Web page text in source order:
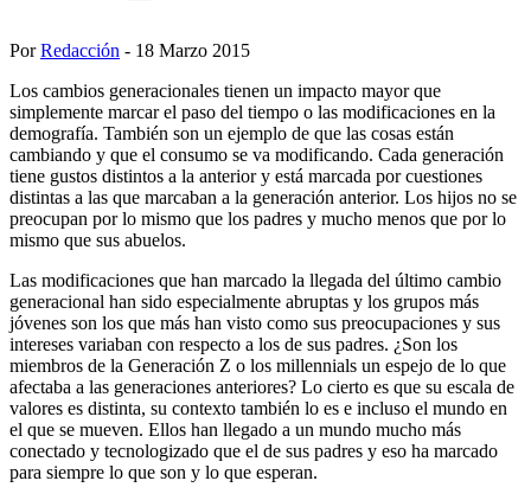
PorRedacción - 18 Marzo 2015
Los cambios generacionales tienen un impacto mayor que
simplemente marcar el paso del tiempo o las modificaciones en la
demografía. También son un ejemplo de que las cosas están
cambiando y que el consumo se va modificando. Cada generación
tiene gustos distintos a la anterior y está marcada por cuestiones
distintas a las que marcaban a la generación anterior. Los hijos no se
preocupan por lo mismo que los padres y mucho menos que por lo
mismo que sus abuelos.
Las modificaciones que han marcado la llegada del último cambio
generacional han sido especialmente abruptas y los grupos más
jóvenes son los que más han visto como sus preocupaciones y sus
intereses variaban con respecto a los de sus padres. ¿Son los
miembros de la Generación Z o los millennials un espejo de lo que
afectaba a las generaciones anteriores? Lo cierto es que su escala de
valores es distinta, su contexto también lo es e incluso el mundo en
el que se mueven. Ellos han llegado a un mundo mucho más
conectado y tecnologizado que el de sus padres y eso ha marcado
para siempre lo que son y lo que esperan.